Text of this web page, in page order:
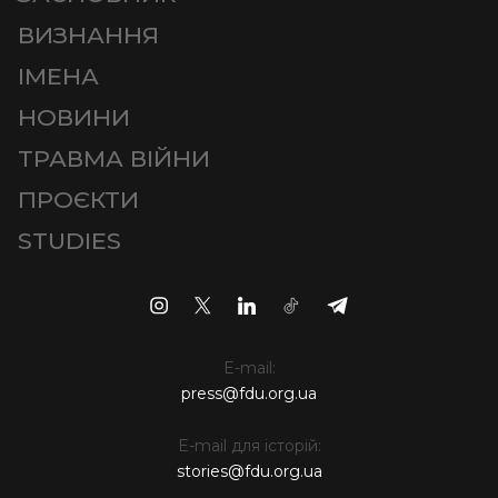
ВИЗНАННЯ
ІМЕНА
НОВИНИ
ТРАВМА ВІЙНИ
ПРОЄКТИ
STUDIES
E-mail:
press@fdu.org.ua
E-mail для історій:
stories@fdu.org.ua